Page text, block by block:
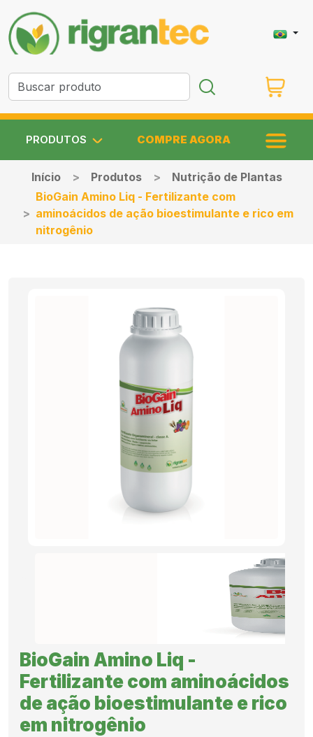
PRODUTOS COMPRE AGORA
RESULTADO
DO CAMPO
Início Produtos
Nutrição de Plantas
BioGain Amino Liq - Fertilizante com
aminoácidos de ação bioestimulante e rico em
nitrogênio
BioGain Amino Liq -
Fertilizante com aminoácidos
de ação bioestimulante e rico
em nitrogênio